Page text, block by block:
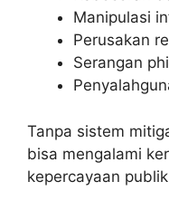
Manipulasi
Perusakan
Serangan
Tanpa sistem
bisa mengalami
kepercayaan